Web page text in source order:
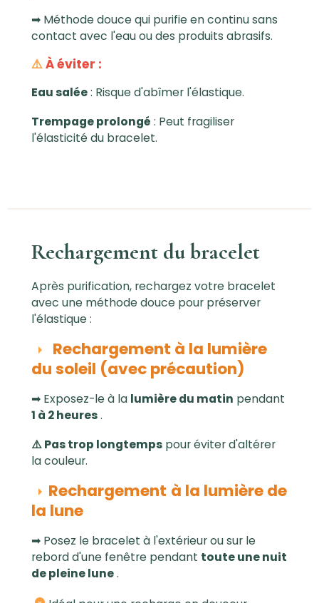
➡ Méthode douce qui purifie en continu sans
contact avec l'eau ou des produits abrasifs.
⚠️À éviter :
Eau salée: Risque d'abîmer l'élastique.
Trempage prolongé : Peut fragiliser
l'élasticité du bracelet.
Rechargement du bracelet
Après purification, rechargez votre bracelet
avec une méthode douce pour préserver
l'élastique :
Rechargement à la lumière
du soleil (avec précaution)
➡ Exposez-le à la lumière du matin pendant
1 à 2 heures.
⚠️ Pas trop longtemps pour éviter d'altérer
la couleur.
Rechargement à la lumière de
la lune
➡ Posez le bracelet à l'extérieur ou sur le
rebord d'une fenêtre pendant toute une nuit
de pleine lune.